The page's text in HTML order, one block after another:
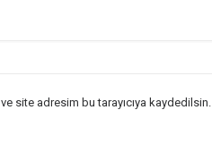
site adresim bu tarayıcıya kaydedilsin.